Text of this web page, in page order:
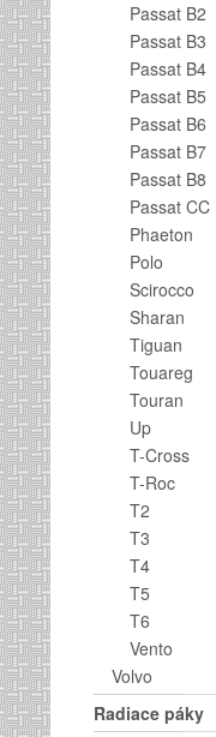
Passat B2
Passat B3
Passat B4
Passat B5
Passat B6
Passat B7
Passat B8
Passat CC
Phaeton
Polo
Scirocco
Sharan
Tiguan
Touareg
Touran
Up
T-Cross
T-Roc
T2
T3
T4
T5
T6
Vento
Volvo
Radiace páky